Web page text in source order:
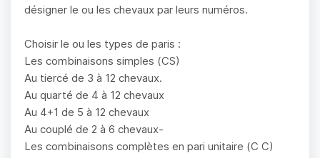
désigner le ou les chevaux par leurs numéros.
Choisir le ou les types de paris :
Les combinaisons simples (CS)
Au tiercé de 3 à 12 chevaux.
Au quarté de 4 à 12 chevaux
Au 4+1 de 5 à 12 chevaux
Au couplé de 2 à 6 chevaux-
Les combinaisons complètes en pari unitaire (C C)